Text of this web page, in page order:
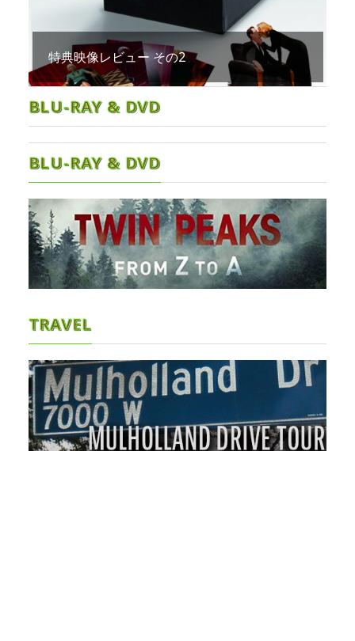
特典映像レビュー その2
BLU-RAY & DVD
BLU-RAY & DVD
TRAVEL